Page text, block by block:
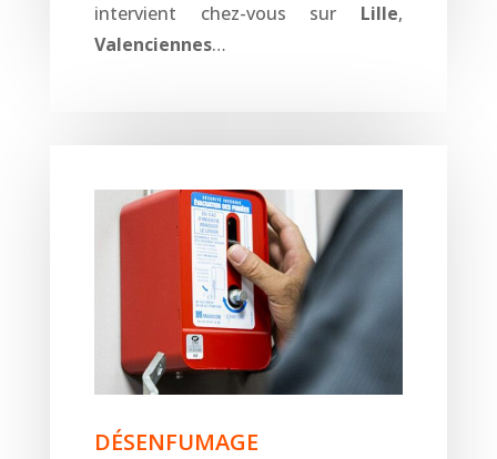
intervient chez-vous sur Lille,
Valenciennes…
DÉSENFUMAGE